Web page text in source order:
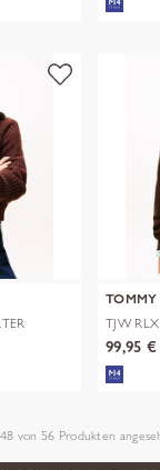
TOMMY
TJW
99,95 €
48 von 56 Produkten